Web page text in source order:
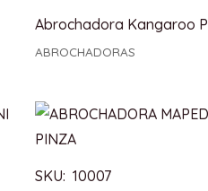
Abrochadora Kangaroo
ABROCHADORAS
SKU: 10007